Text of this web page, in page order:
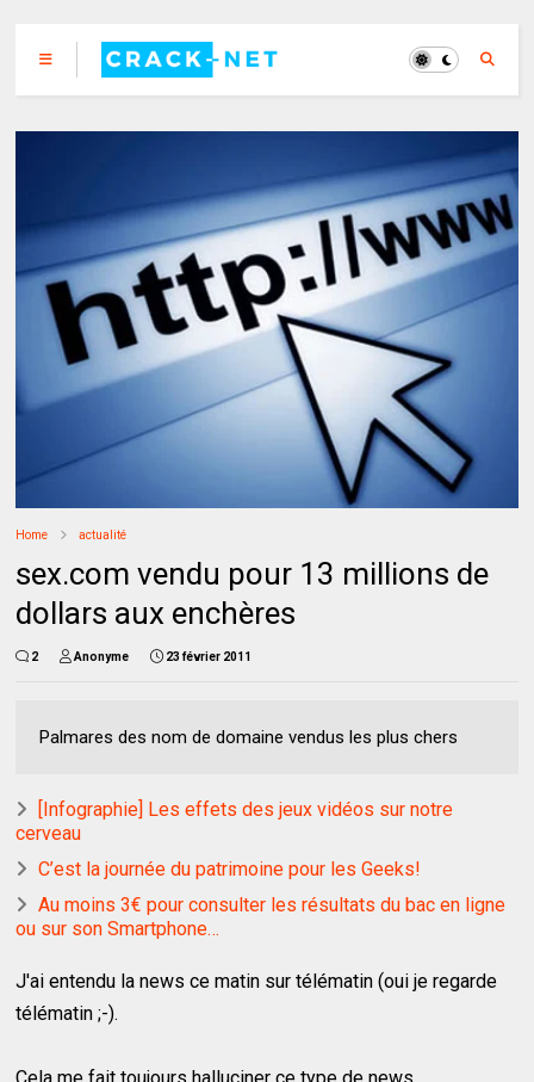
Home actualité
sex.com vendu pour 13 millions de
dollars aux enchères
2 Anonyme 23 février 2011
Palmares des nom de domaine vendus les plus chers
[Infographie] Les effets des jeux vidéos sur notre
cerveau
C’est la journée du patrimoine pour les Geeks!
Au moins 3€ pour consulter les résultats du bac en ligne
ou sur son Smartphone…
J'ai entendu la news ce matin sur télématin (oui je regarde
télématin ;-).